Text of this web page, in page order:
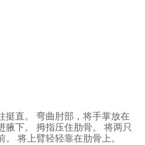
挺直。 弯曲肘部，将手掌放在
腋下。 拇指压住肋骨。 将两只
将上臂轻轻靠在肋骨上。